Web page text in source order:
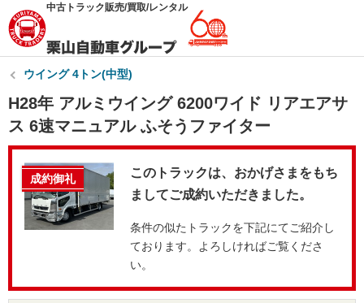
中古トラック販売/買取/レンタル
ウイング 4トン(中型)
H28年 アルミウイング 6200ワイド リアエアサ
ス 6速マニュアル ふそうファイター
成約御礼
このトラックは、おかげさまをもち
ましてご成約いただきました。
条件の似たトラックを下記にてご紹介し
ております。よろしければご覧くださ
い。